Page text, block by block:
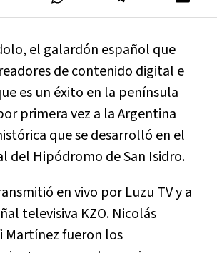
el galardón español que
de contenido digital e
es un éxito en la península
primera vez a la Argentina
que se desarrolló en el
del Hipódromo de San Isidro.
en vivo por Luzu TV y a
televisiva KZO. Nicolás
Martínez fueron los